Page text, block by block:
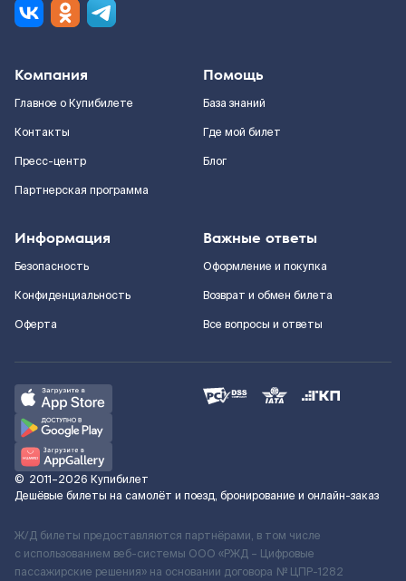
Компания
Главное о Купибилете
Контакты
Пресс-центр
Партнерская программа
Помощь
База знаний
Где мой билет
Блог
Информация
Безопасность
Конфиденциальность
Оферта
Важные ответы
Оформление и покупка
Возврат и обмен билета
Все вопросы и ответы
© 2011–2026 Купибилет
Дешёвые билеты на самолёт и поезд, бронирование и онлайн-заказ
Ж/Д билеты предоставляются партнёрами, в том числе
с использованием веб-системы ООО «РЖД – Цифровые
пассажирские решения» на основании договора № ЦПР-1282